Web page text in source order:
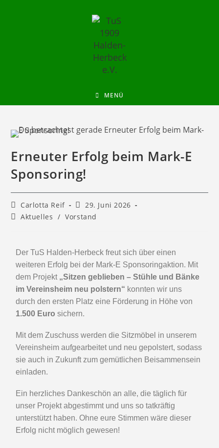
MENÜ
Erneuter Erfolg beim Mark-E
Sponsoring!
Carlotta Reif
29. Juni 2026
Aktuelles / Vorstand
Der TuS Halden-Herbeck freut sich über einen
weiteren Erfolg bei der Mark-E Sponsoringaktion. Mit
dem Projekt „Sitzen geblieben – Stühle und Bänke
im Vereinsheim neu polstern“ konnten wir uns
durch den ersten Platz eine Förderung in Höhe von
1.500 Euro sichern.
Mit dem Zuschuss werden die Sitzmöbel in unserem
Vereinsheim aufgearbeitet und neu gepolstert, sodass
sie auch in Zukunft zum gemütlichen Beisammensein
einladen.
Ein herzliches Dankeschön an alle, die täglich für
unser Projekt abgestimmt und uns so tatkräftig
unterstützt haben. Ohne eure Stimmen wäre dieser
Erfolg nicht möglich gewesen!